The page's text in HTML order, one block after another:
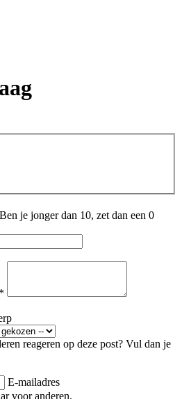
je jonger dan 10, zet dan een 0
*
reageren op deze post? Vul dan je
E-mailadres
voor anderen.